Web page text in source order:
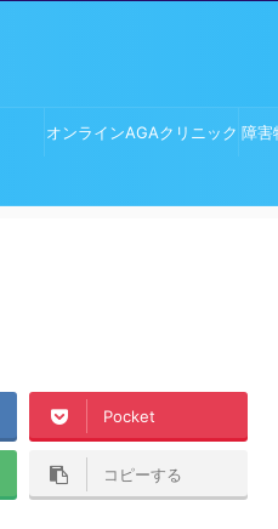
オンラインAGAクリニック 障害
Pocket
コピーする